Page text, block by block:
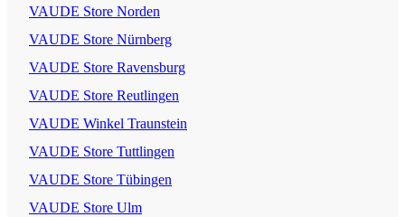
VAUDE Store Norden
VAUDE Store Nürnberg
VAUDE Store Ravensburg
VAUDE Store Reutlingen
VAUDE Winkel Traunstein
VAUDE Store Tuttlingen
VAUDE Store Tübingen
VAUDE Store Ulm